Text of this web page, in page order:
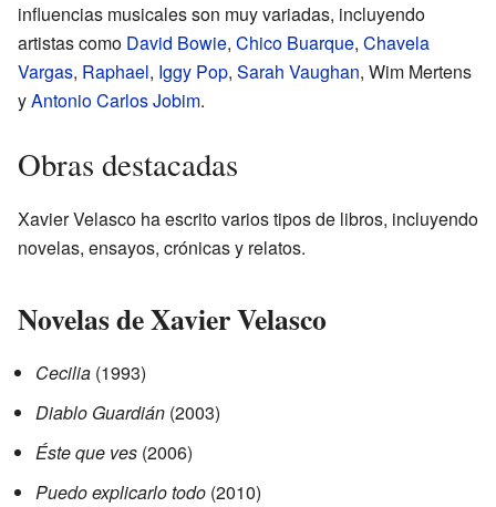
influencias musicales son muy variadas, incluyendo
artistas como David Bowie, Chico Buarque, Chavela
Vargas, Raphael, Iggy Pop, Sarah Vaughan, Wim Mertens
yAntonio Carlos Jobim.
Obras destacadas
Xavier Velasco ha escrito varios tipos de libros, incluyendo
novelas, ensayos, crónicas y relatos.
Novelas de Xavier Velasco
Cecilia (1993)
Diablo Guardián (2003)
Éste que ves (2006)
Puedo explicarlo todo (2010)